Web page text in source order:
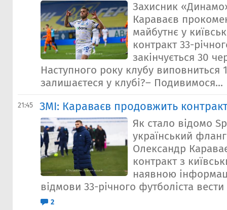
Захисник
Караваєв
майбутнє у
контракт 33-
закінчується 30
Наступного року клубу виповниться
залишаєтеся у клубі?– Подивимося...
21:45 ЗМІ: Караваєв продовжить
Як стало відомо
український
Олександр
контракт з
наявною
відмови 33-річного футболіста
2